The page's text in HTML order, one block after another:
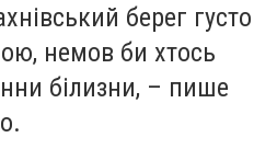
берег густо
немов би хтось
білизни, – пише